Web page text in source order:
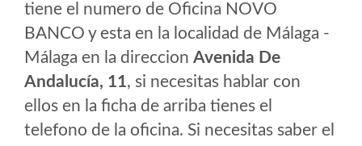
tiene el numero de Oficina NOVO
BANCO y esta en la localidad de Málaga -
Málaga en la direccion Avenida De
Andalucía, 11, si necesitas hablar con
ellos en la ficha de arriba tienes el
telefono de la oficina. Si necesitas saber el